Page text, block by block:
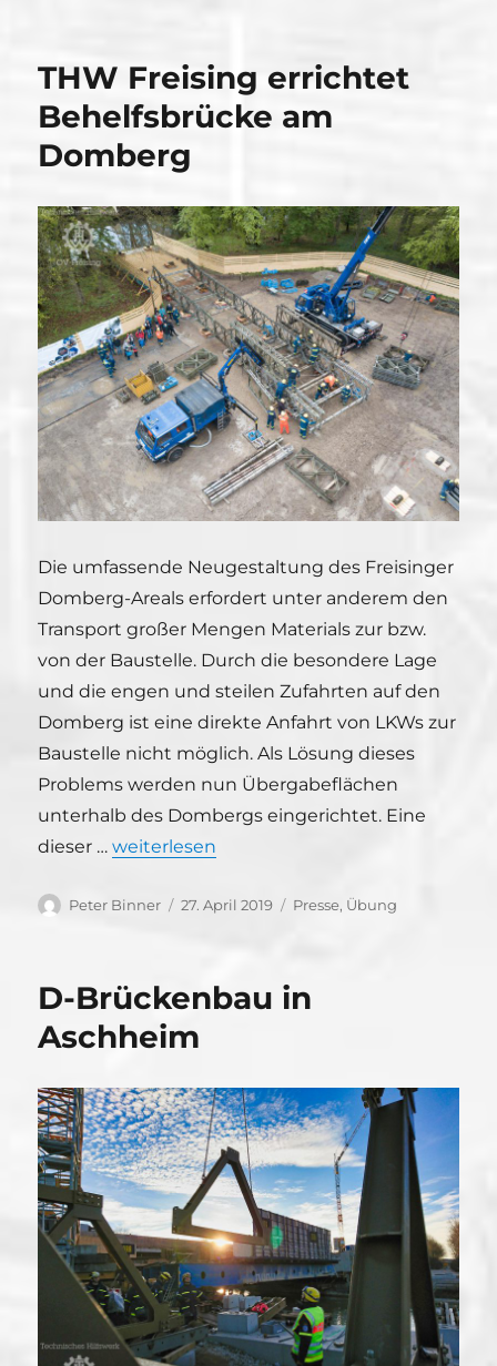
THW Freising errichtet
Behelfsbrücke am
Domberg
Die umfassende Neugestaltung des Freisinger
Domberg-Areals erfordert unter anderem den
Transport großer Mengen Materials zur bzw.
von der Baustelle. Durch die besondere Lage
und die engen und steilen Zufahrten auf den
Domberg ist eine direkte Anfahrt von LKWs zur
Baustelle nicht möglich. Als Lösung dieses
Problems werden nun Übergabeflächen
unterhalb des Dombergs eingerichtet. Eine
dieser …„THW Freising errichtet Behelfsbrücke am
weiterlesen
Autor
Peter Binner
Veröffentlicht
27. April 2019 Kategorien
Presse, Übung
D-Brückenbau in
Aschheim